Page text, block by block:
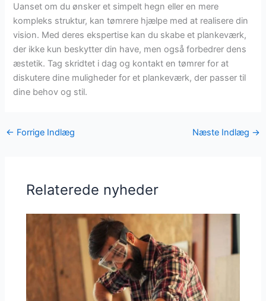
Uanset om du ønsker et simpelt hegn eller en mere
kompleks struktur, kan tømrere hjælpe med at realisere din
vision. Med deres ekspertise kan du skabe et plankeværk,
der ikke kun beskytter din have, men også forbedrer dens
æstetik. Tag skridtet i dag og kontakt en tømrer for at
diskutere dine muligheder for et plankeværk, der passer til
dine behov og stil.
← Forrige Indlæg Næste Indlæg →
Relaterede nyheder